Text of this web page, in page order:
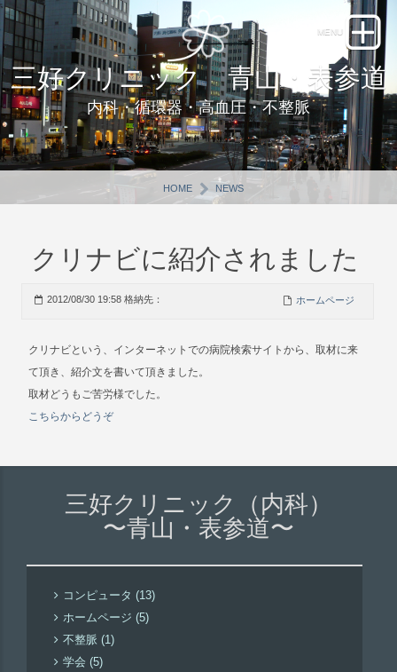
三好クリニック 青山・表参道
内科・循環器・高血圧・不整脈
HOME NEWS
クリナビに紹介されました
2012/08/30 19:58 格納先： ホームページ
クリナビという、インターネットでの病院検索サイトから、取材に来
て頂き、紹介文を書いて頂きました。
取材どうもご苦労様でした。
こちらからどうぞ
三好クリニック（内科）
〜青山・表参道〜
コンピュータ (13)
ホームページ (5)
不整脈 (1)
学会 (5)